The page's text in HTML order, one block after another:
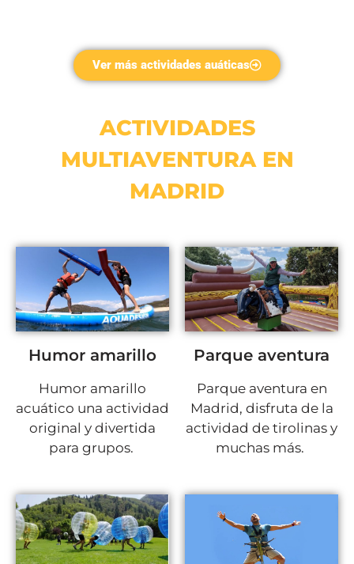
Ver más actividades auáticas
ACTIVIDADES
MULTIAVENTURA EN
MADRID
Humor amarillo
Humor amarillo
acuático una actividad
original y divertida
para grupos.
Parque aventura
Parque aventura en
Madrid, disfruta de la
actividad de tirolinas y
muchas más.